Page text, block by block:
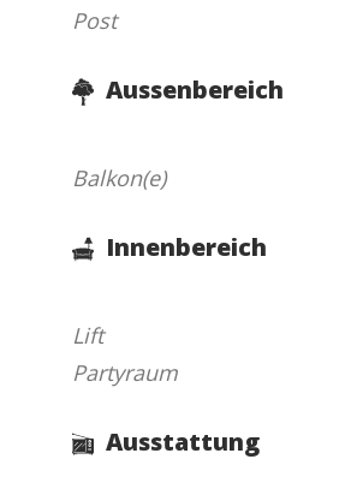
Post
Aussenbereich
Balkon(e)
Innenbereich
Lift
Partyraum
Ausstattung